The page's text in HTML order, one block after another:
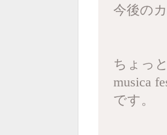
今後の
ちょっ
musica
です。